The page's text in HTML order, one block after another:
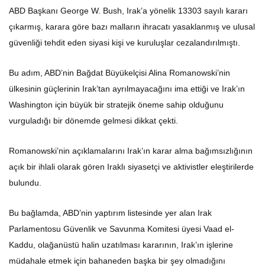
ABD Başkanı George W. Bush, Irak’a yönelik 13303 sayılı kararı
çıkarmış, karara göre bazı malların ihracatı yasaklanmış ve ulusal
güvenliği tehdit eden siyasi kişi ve kuruluşlar cezalandırılmıştı.
Bu adım, ABD’nin Bağdat Büyükelçisi Alina Romanowski’nin
ülkesinin güçlerinin Irak’tan ayrılmayacağını ima ettiği ve Irak’ın
Washington için büyük bir stratejik öneme sahip olduğunu
vurguladığı bir dönemde gelmesi dikkat çekti.
Romanowski’nin açıklamalarını Irak’ın karar alma bağımsızlığının
açık bir ihlali olarak gören Iraklı siyasetçi ve aktivistler eleştirilerde
bulundu.
Bu bağlamda, ABD’nin yaptırım listesinde yer alan Irak
Parlamentosu Güvenlik ve Savunma Komitesi üyesi Vaad el-
Kaddu, olağanüstü halin uzatılması kararının, Irak’ın işlerine
müdahale etmek için bahaneden başka bir şey olmadığını